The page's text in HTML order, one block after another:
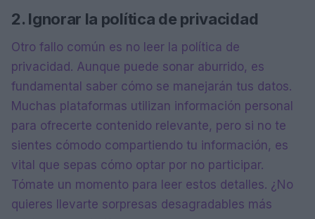
2. Ignorar la política de privacidad
Otro fallo común es no leer la política de
privacidad. Aunque puede sonar aburrido, es
fundamental saber cómo se manejarán tus datos.
Muchas plataformas utilizan información personal
para ofrecerte contenido relevante, pero si no te
sientes cómodo compartiendo tu información, es
vital que sepas cómo optar por no participar.
Tómate un momento para leer estos detalles. ¿No
quieres llevarte sorpresas desagradables más